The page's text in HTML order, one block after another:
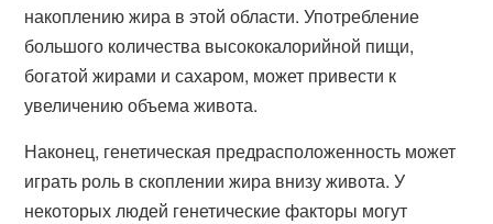
накоплению жира в этой области. Употребление
большого количества высококалорийной пищи,
богатой жирами и сахаром, может привести к
увеличению объема живота.
Наконец, генетическая предрасположенность может
играть роль в скоплении жира внизу живота. У
некоторых людей генетические факторы могут